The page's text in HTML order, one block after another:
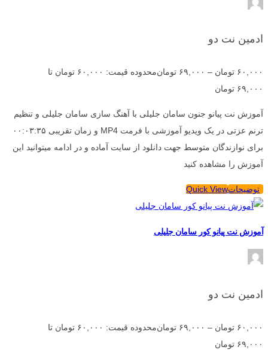
ادمین نت دو
۶۰,۰۰۰ تومان – ۶۹,۰۰۰ تومان
محدوده قیمت: ۶۰,۰۰۰ تومان تا
۶۹,۰۰۰ تومان
آموزش نت پیانو جنون سامان جلیلی با آهنگ سازی سامان جلیلی و تنظیم
ترنم عزتی در یک ویدیو آموزشی با فرمت MP4 و زمان تقریبی ۰۰:۰۳:۳۵
برای نوازندگان متوسط جهت دانلود از سایت آماده و در ادامه میتوانید این
آموزش را مشاهده کنید
توضیحاتQuick View
آموزش نت پیانو کور سامان جلیلی
ادمین نت دو
۶۰,۰۰۰ تومان – ۶۹,۰۰۰ تومان
محدوده قیمت: ۶۰,۰۰۰ تومان تا
۶۹,۰۰۰ تومان